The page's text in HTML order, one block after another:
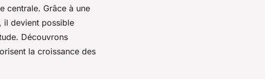
centrale. Grâce à une
il devient possible
Découvrons
la croissance des